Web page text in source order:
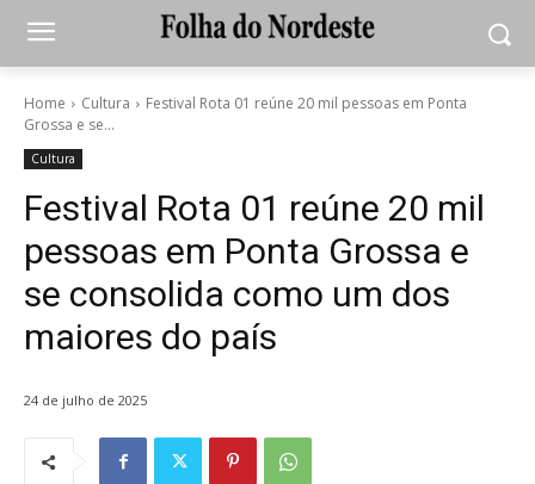
Home Cultura
Festival Rota 01 reúne 20 mil pessoas em Ponta
Grossa e se...
Cultura
Festival Rota 01 reúne 20 mil
pessoas em Ponta Grossa e
se consolida como um dos
maiores do país
24 de julho de 2025